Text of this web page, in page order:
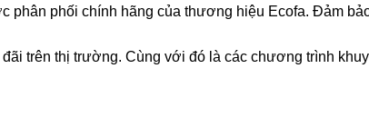
phân phối chính hãng của thương hiệu Ecofa. Đảm
trên thị trường. Cùng với đó là các chương trình